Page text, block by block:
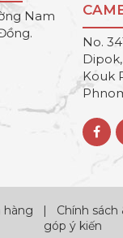
Nam
No.
Kouk
hàng | Chính
góp ý kiến